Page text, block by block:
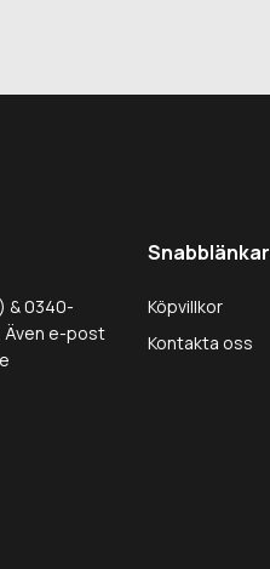
& 0340-
Även e-post
Snabblänkar
Köpvillkor
Kontakta oss